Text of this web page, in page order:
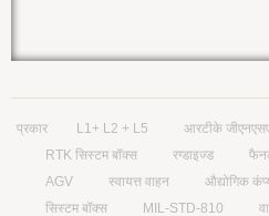
प्रकार L1+ L2 + L5 आरटीके
RTK सिस्टम बॉक्स
रग्डाइज्ड
AGV
स्वायत्त वाहन औद्योगिक
सिस्टम बॉक्स
MIL-STD-810